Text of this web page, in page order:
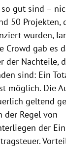
gut sind –
50 Projekten,
wurden,
Crowd gab es
der Nachteile,
sind: Ein
möglich. Die
geltend
der Regel von
der